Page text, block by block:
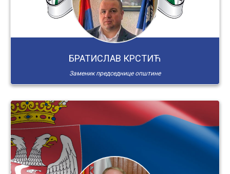
БРАТИСЛАВ КРСТИЋ
Заменик председнице општине